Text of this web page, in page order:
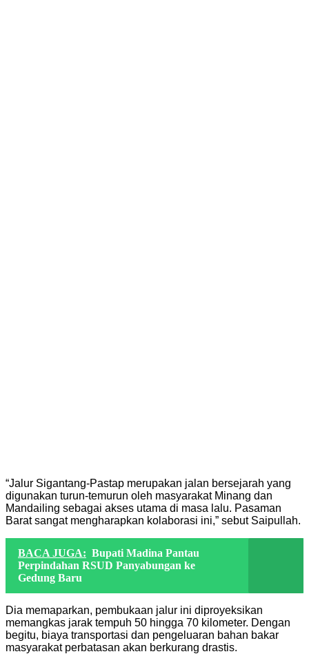
“Jalur Sigantang-Pastap merupakan jalan bersejarah yang
digunakan turun-temurun oleh masyarakat Minang dan
Mandailing sebagai akses utama di masa lalu. Pasaman
Barat sangat mengharapkan kolaborasi ini,” sebut Saipullah.
BACA JUGA: Bupati Madina Pantau
Perpindahan RSUD Panyabungan ke
Gedung Baru
Dia memaparkan, pembukaan jalur ini diproyeksikan
memangkas jarak tempuh 50 hingga 70 kilometer. Dengan
begitu, biaya transportasi dan pengeluaran bahan bakar
masyarakat perbatasan akan berkurang drastis.